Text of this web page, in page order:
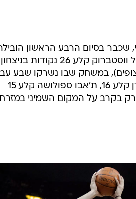
יוטה רחוקה משחק וחצי מדנבר,
במשחק שבו נשרקו שבע
טכניות. קווין דוראנט קלע 19 וחילק 8 אסיסטים, ג'יימס הארדן קלע 16, ת'אבו ספולושה קלע 15